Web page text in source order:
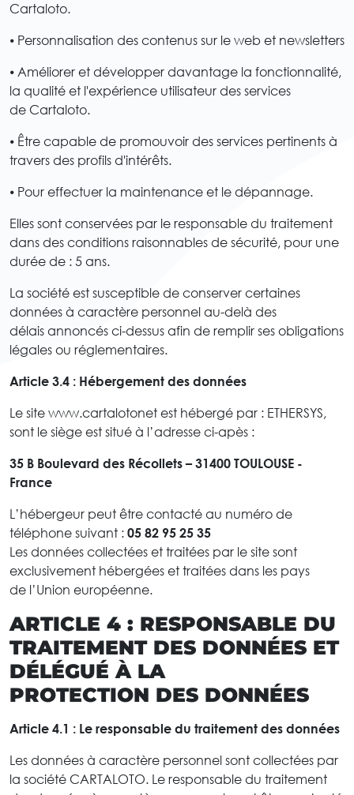
Cartaloto.
⦁ Personnalisation des contenus sur le web et newsletters
⦁ Améliorer et développer davantage la fonctionnalité,
la qualité et l'expérience utilisateur des services
de Cartaloto.
⦁ Être capable de promouvoir des services pertinents à
travers des profils d'intérêts.
⦁ Pour effectuer la maintenance et le dépannage.
Elles sont conservées par le responsable du traitement
dans des conditions raisonnables de sécurité, pour une
durée de : 5 ans.
La société est susceptible de conserver certaines
données à caractère personnel au-delà des
délais annoncés ci-dessus afin de remplir ses obligations
légales ou réglementaires.
Article 3.4 : Hébergement des données
Le site www.cartalotonet est hébergé par : ETHERSYS,
sont le siège est situé à l’adresse ci-apès :
35 B Boulevard des Récollets – 31400 TOULOUSE -
France
L’hébergeur peut être contacté au numéro de
téléphone suivant : 05 82 95 25 35
Les données collectées et traitées par le site sont
exclusivement hébergées et traitées dans les pays
de l’Union européenne.
ARTICLE 4 : RESPONSABLE DU
TRAITEMENT DES DONNÉES ET
DÉLÉGUÉ À LA
PROTECTION DES DONNÉES
Article 4.1 : Le responsable du traitement des données
Les données à caractère personnel sont collectées par
la société CARTALOTO. Le responsable du traitement